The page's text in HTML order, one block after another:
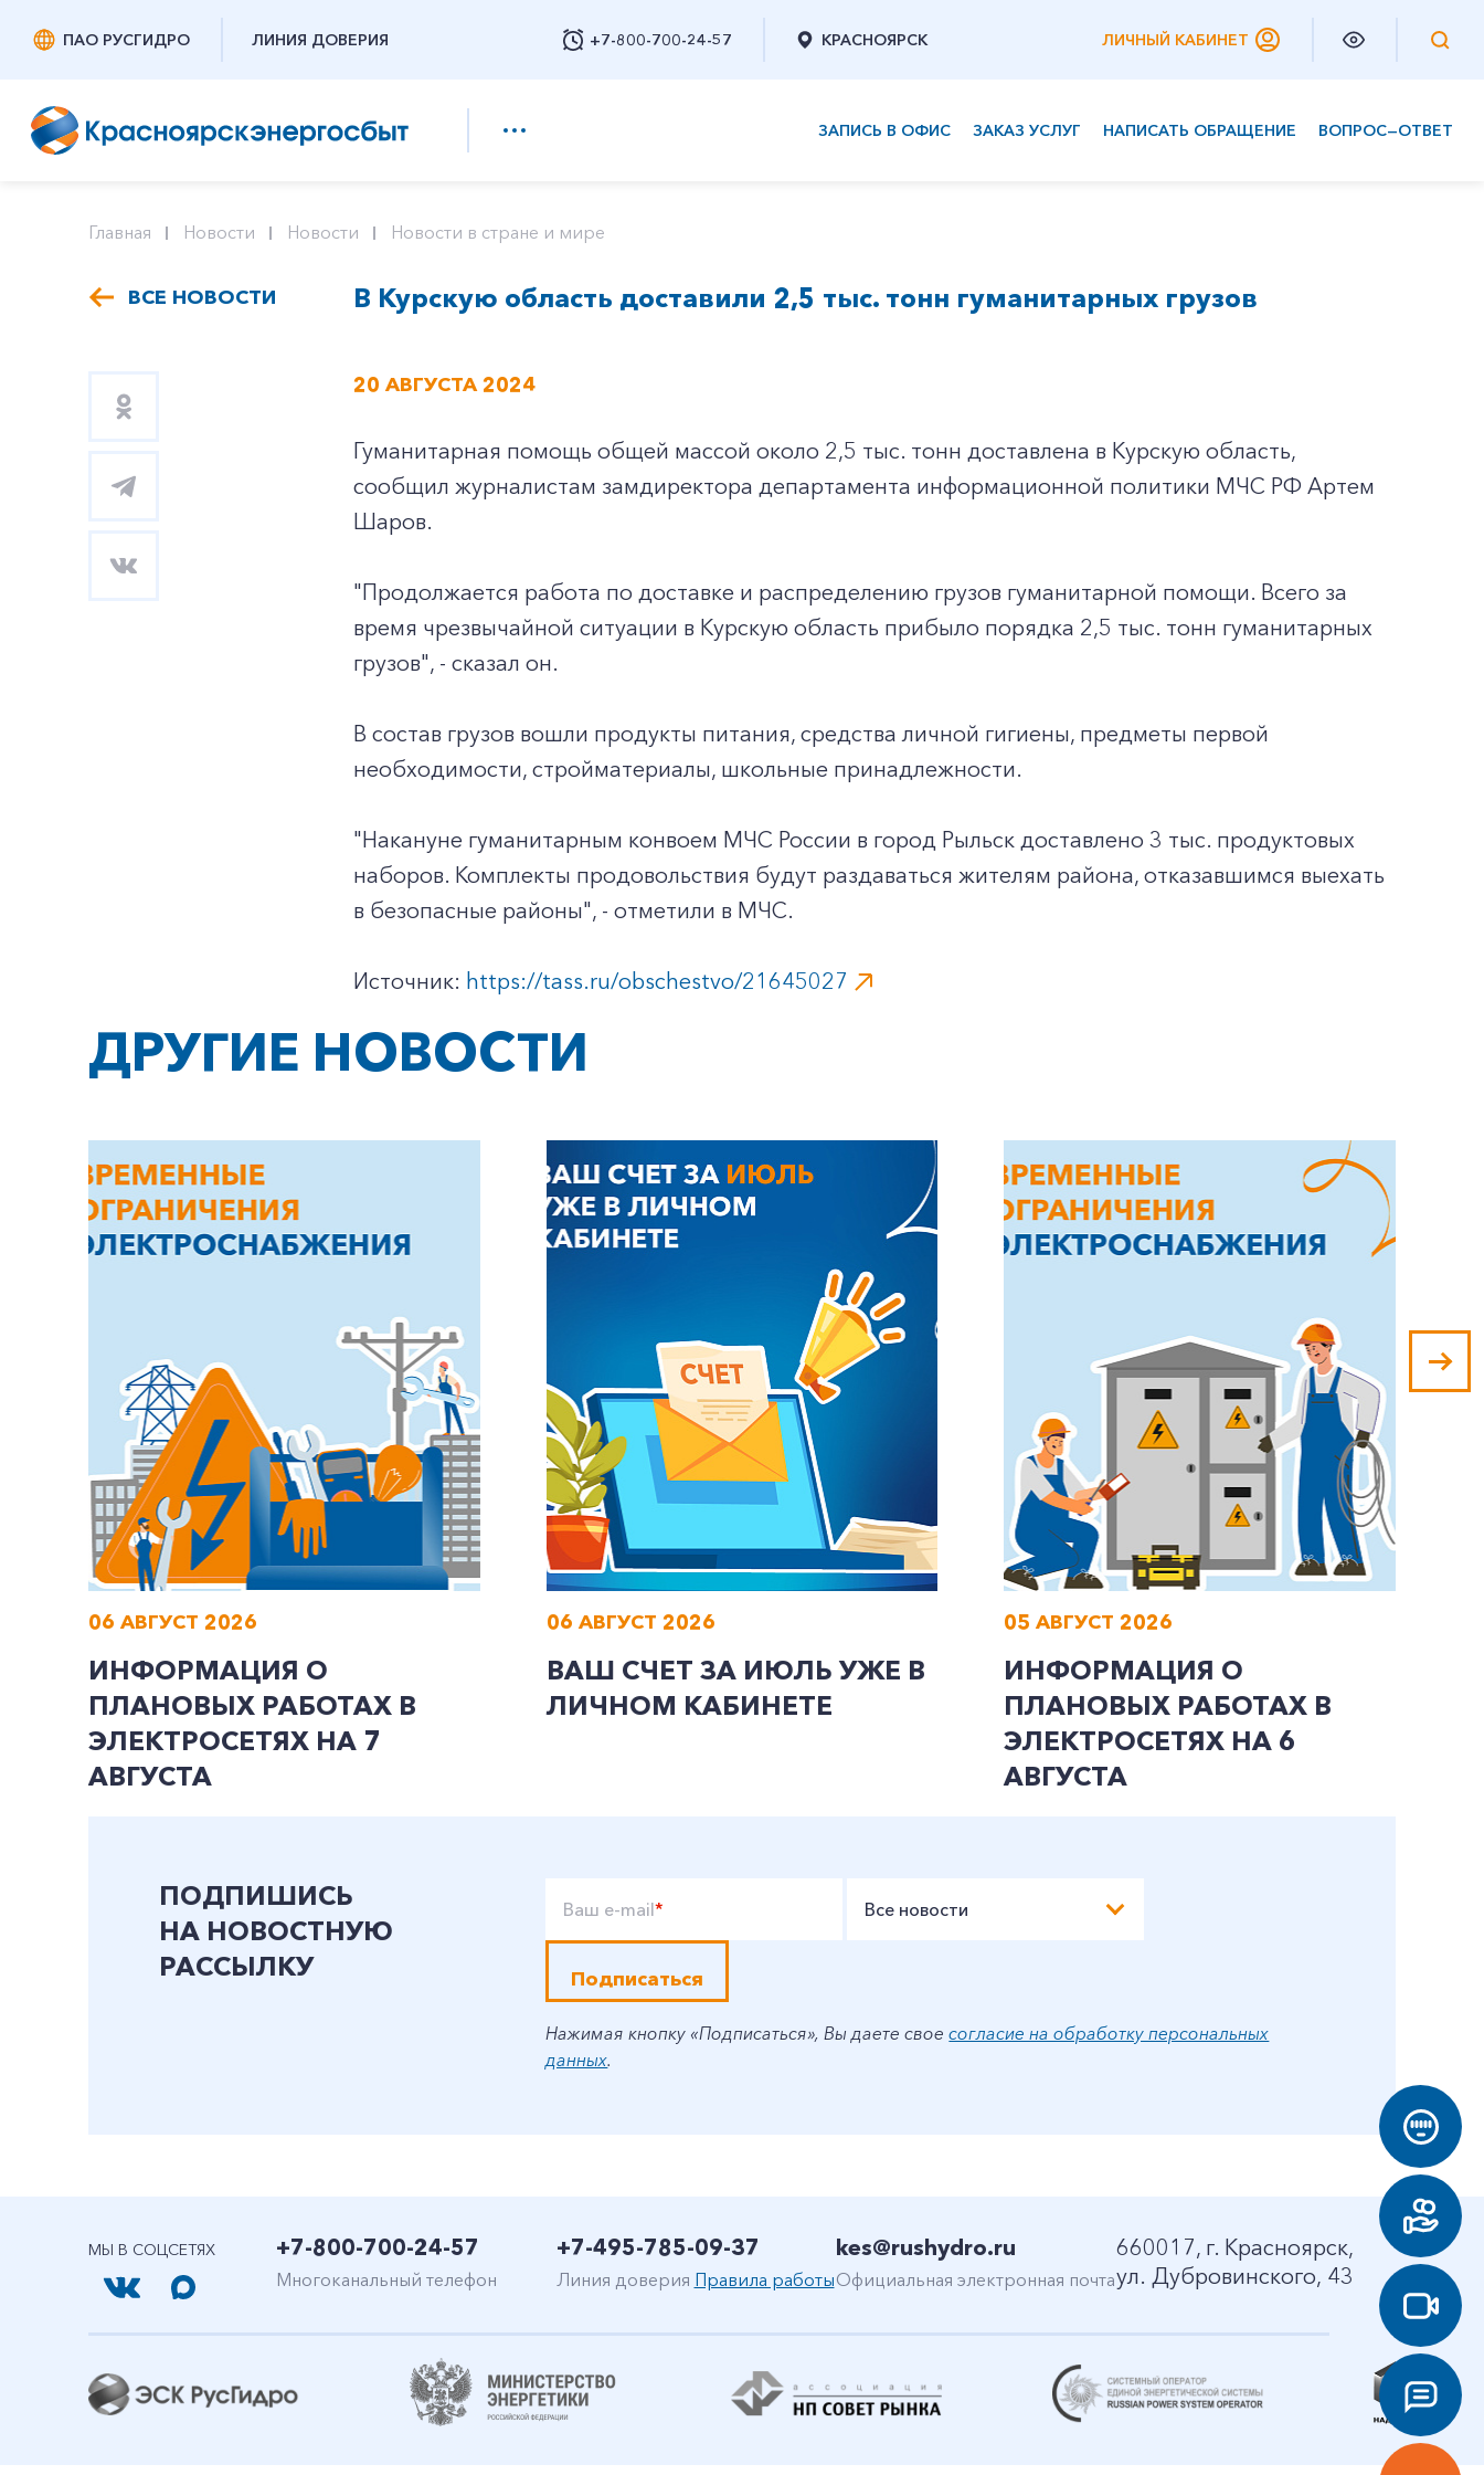
ПАО РУСГИДРО ЛИНИЯ ДОВЕРИЯ +7-800-700-24-57
Заказать обратный звонок
КРАСНОЯРСК ЛИЧНЫЙ КАБИНЕТ
ЗАПИСЬ В ОФИС ЗАКАЗ УСЛУГ НАПИСАТЬ ОБРАЩЕНИЕ ВОПРОС—ОТВЕТ
Заказать обратный звонок
Частным клиентам
Корпоративным клиентам
Главная Новости Новости Новости в стране и мире
ВСЕ НОВОСТИ В Курскую область доставили 2,5 тыс. тонн гуманитарных грузов
20 АВГУСТА 2024
Гуманитарная помощь общей массой около 2,5 тыс. тонн доставлена в Курскую область,
сообщил журналистам замдиректора департамента информационной политики МЧС РФ Артем
Шаров.
"Продолжается работа по доставке и распределению грузов гуманитарной помощи. Всего за
время чрезвычайной ситуации в Курскую область прибыло порядка 2,5 тыс. тонн гуманитарных
грузов", - сказал он.
В состав грузов вошли продукты питания, средства личной гигиены, предметы первой
необходимости, стройматериалы, школьные принадлежности.
"Накануне гуманитарным конвоем МЧС России в город Рыльск доставлено 3 тыс. продуктовых
наборов. Комплекты продовольствия будут раздаваться жителям района, отказавшимся выехать
в безопасные районы", - отметили в МЧС.
Источник: https://tass.ru/obschestvo/21645027
ДРУГИЕ НОВОСТИ
06 АВГУСТ 2026
ИНФОРМАЦИЯ О
ПЛАНОВЫХ РАБОТАХ В
ЭЛЕКТРОСЕТЯХ НА 7
АВГУСТА
06 АВГУСТ 2026
ВАШ СЧЕТ ЗА ИЮЛЬ УЖЕ В
ЛИЧНОМ КАБИНЕТЕ
05 АВГУСТ 2026
ИНФОРМАЦИЯ О
ПЛАНОВЫХ РАБОТАХ В
ЭЛЕКТРОСЕТЯХ НА 6
АВГУСТА
ПОДПИШИСЬ
НА НОВОСТНУЮ
РАССЫЛКУ
Ваш e-mail* Все новости
Подписаться
Нажимая кнопку «Подписаться», Вы даете своесогласие на обработку персональных
данных.
МЫ В СОЦСЕТЯХ +7-800-700-24-57
Многоканальный телефон
+7-495-785-09-37
Линия доверия Правила работы
kes@rushydro.ru
Официальная электронная почта
660017, г. Красноярск,
ул. Дубровинского, 43